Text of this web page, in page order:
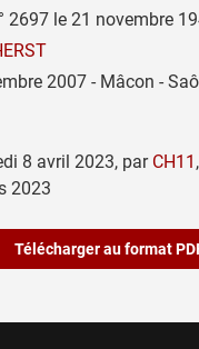
2697 le 21 novembre
2007 - Mâcon -
8 avril 2023, par CH11 ,
2023
Télécharger au format